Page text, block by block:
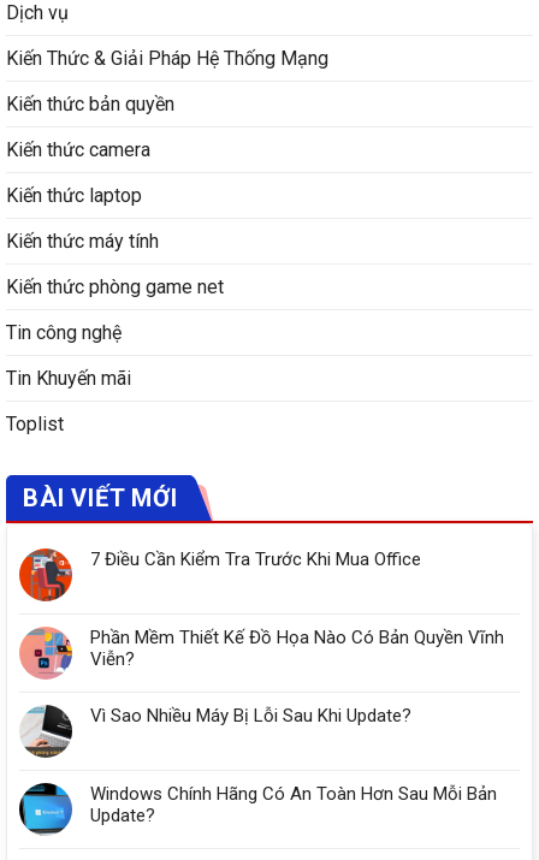
Dịch vụ
Kiến Thức & Giải Pháp Hệ Thống Mạng
Kiến thức bản quyền
Kiến thức camera
Kiến thức laptop
Kiến thức máy tính
Kiến thức phòng game net
Tin công nghệ
Tin Khuyến mãi
Toplist
BÀI VIẾT MỚI
7 Điều Cần Kiểm Tra Trước Khi Mua Office
Phần Mềm Thiết Kế Đồ Họa Nào Có Bản Quyền Vĩnh
Viễn?
Vì Sao Nhiều Máy Bị Lỗi Sau Khi Update?
Windows Chính Hãng Có An Toàn Hơn Sau Mỗi Bản
Update?